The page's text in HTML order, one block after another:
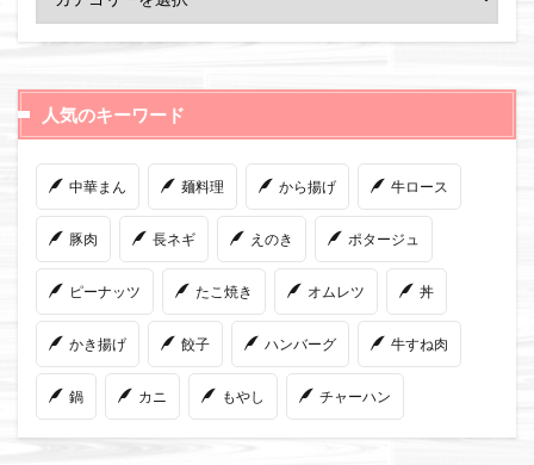
人気のキーワード
中華まん 麺料理 から揚げ 牛ロース
豚肉 長ネギ えのき ポタージュ
ピーナッツ たこ焼き オムレツ 丼
かき揚げ 餃子 ハンバーグ 牛すね肉
鍋 カニ もやし チャーハン